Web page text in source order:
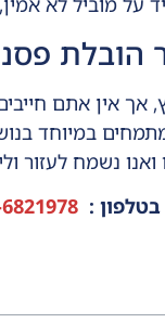
אך אין אתם
במיוחד
נשמח לעזור
: